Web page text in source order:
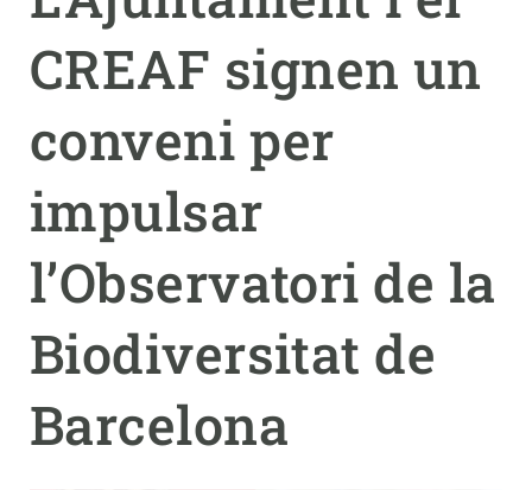
CREAF signen un
conveni per
impulsar
l’Observatori de la
Biodiversitat de
Barcelona
menu
CIÈNCIA EN ACCIÓ
NOTÍCIES I AGENDA